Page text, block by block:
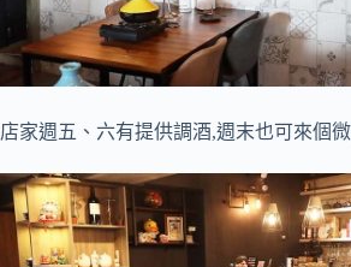
店家週五、六有提供調酒,週末也可來個